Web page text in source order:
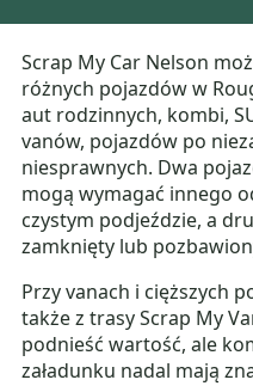
Scrap My Car Nelson
różnych pojazdów w
aut rodzinnych, kombi,
vanów, pojazdów po
niesprawnych. Dwa
mogą wymagać innego
czystym podjeździe, a
zamknięty lub
Przy vanach i cięższych
także z trasy Scrap My
podnieść wartość, ale
załadunku nadal mają